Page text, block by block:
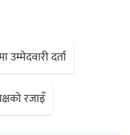
उम्मेदवारी दर्ता
रजाइँ